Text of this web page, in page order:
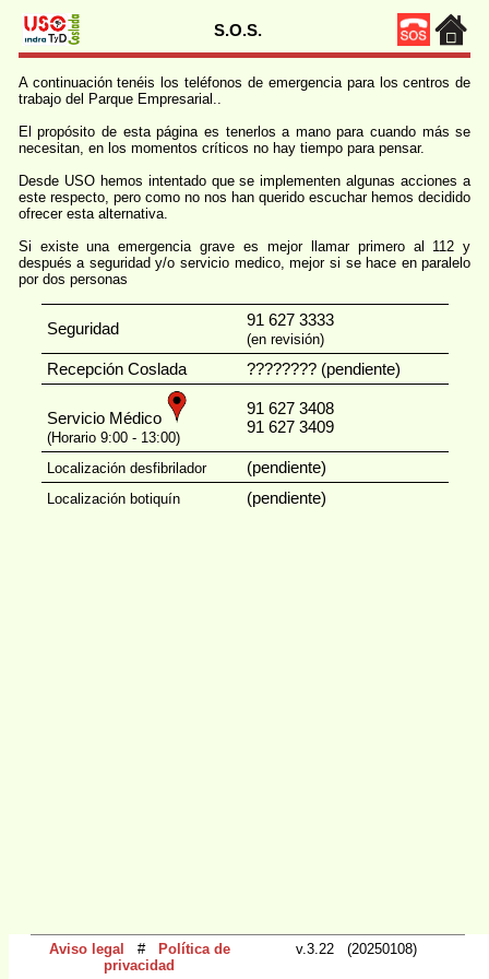
S.O.S.
A continuación tenéis los teléfonos de emergencia para los centros de
trabajo del Parque Empresarial..
El propósito de esta página es tenerlos a mano para cuando más se
necesitan, en los momentos críticos no hay tiempo para pensar.
Desde USO hemos intentado que se implementen algunas acciones a
este respecto, pero como no nos han querido escuchar hemos decidido
ofrecer esta alternativa.
Si existe una emergencia grave es mejor llamar primero al 112 y
después a seguridad y/o servicio medico, mejor si se hace en paralelo
por dos personas
Seguridad 91 627 3333
(en revisión)
Recepción Coslada ???????? (pendiente)
Servicio Médico
(Horario 9:00 - 13:00)
91 627 3408
91 627 3409
Localización desfibrilador (pendiente)
Localización botiquín (pendiente)
Aviso legal #
Política de
privacidad
v.3.22 (20250108)